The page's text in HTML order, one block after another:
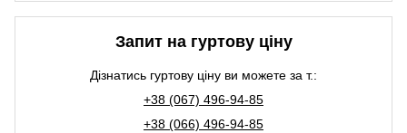
Запит на гуртову ціну
Дізнатись гуртову ціну ви можете за т.:
+38 (067) 496-94-85
+38 (066) 496-94-85